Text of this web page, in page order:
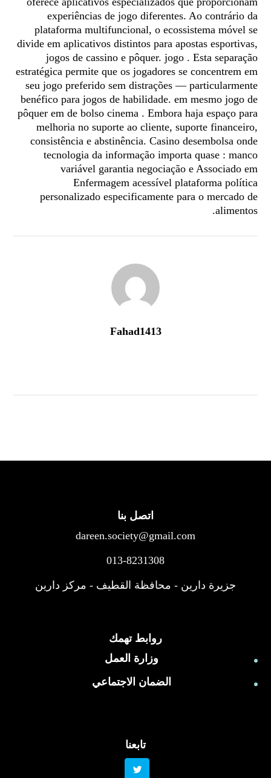
experiências de jogo diferentes. Ao contrário da
plataforma multifuncional, o ecossistema móvel se
divide em aplicativos distintos para apostas esportivas,
jogos de cassino e pôquer. jogo . Esta separação
estratégica permite que os jogadores se concentrem em
seu jogo preferido sem distrações — particularmente
benéfico para jogos de habilidade. em mesmo jogo de
pôquer em de bolso cinema . Embora haja espaço para
melhoria no suporte ao cliente, suporte financeiro,
consistência e abstinência. Casino desembolsa onde
tecnologia da informação importa quase : manco
variável garantia negociação e Associado em
Enfermagem acessível plataforma política
personalizado especificamente para o mercado de
alimentos.
Fahad1413
اتصل بنا
dareen.society@gmail.com
013-8231308
جزيرة دارين - محافظة القطيف - مركز دارين
روابط تهمك
وزارة العمل
الضمان الاجتماعي
تابعنا